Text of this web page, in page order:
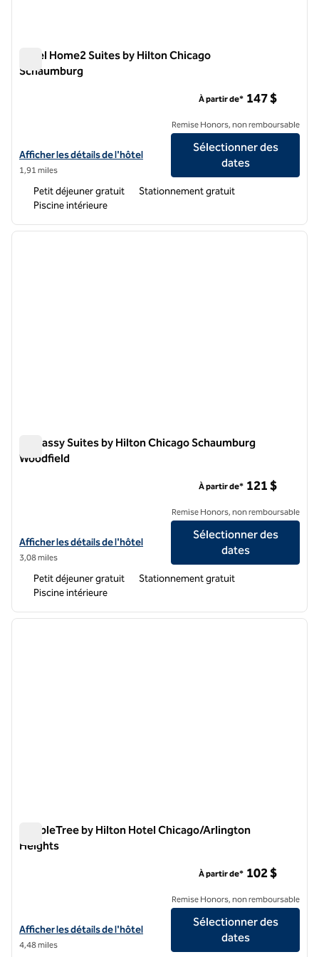
Hôtel Home2 Suites by Hilton Chicago
Schaumburg
Afficher les détails de l'hôtel Home2 Suites by Hilton Chicago
Afficher les détails de l'hôtel
1,91 miles
À partir de* 147 $
Remise Honors, non remboursable
Sélectionner des
dates
Petit déjeuner gratuit
Stationnement gratuit
Piscine intérieure
1 sur 8
Embassy Suites by Hilton Chicago Schaumburg
Woodfield
Afficher les détails de l'hôtel Embassy Suites by Hilton Chicago
Afficher les détails de l'hôtel
3,08 miles
À partir de* 121 $
Remise Honors, non remboursable
Sélectionner des
dates
Petit déjeuner gratuit
Stationnement gratuit
Piscine intérieure
1 sur 10
DoubleTree by Hilton Hotel Chicago/Arlington
Heights
Afficher les détails de l'hôtel DoubleTree by Hilton Hotel Chicago -
Afficher les détails de l'hôtel
4,48 miles
À partir de* 102 $
Remise Honors, non remboursable
Sélectionner des
dates